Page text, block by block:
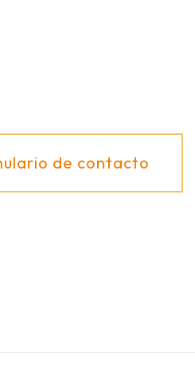
de contacto